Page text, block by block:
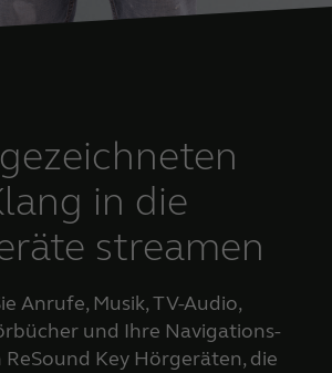
in die
streamen
Anrufe, Musik, TV-Audio,
und Ihre Navigations-
Key Hörgeräten, die